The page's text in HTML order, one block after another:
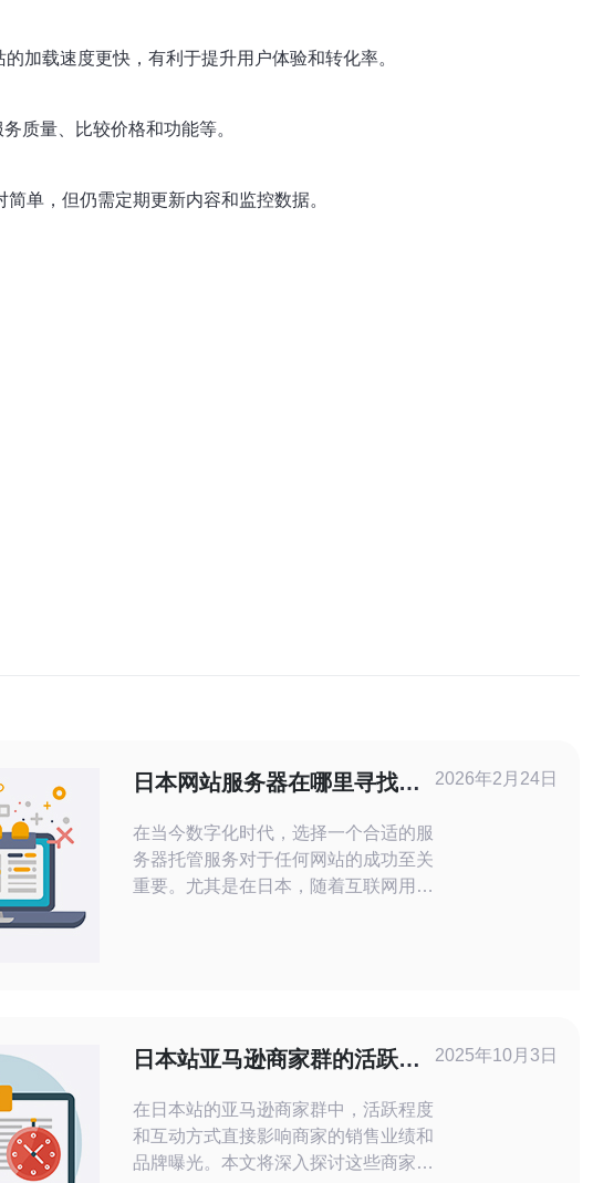
加载速度更快，有利于提升用户体验和转化率。
质量、比较价格和功能等。
单，但仍需定期更新内容和监控数据。
日本网站服务器在哪里寻找最
在当今数字化时代，选择一个合适的服
务器托管服务对于任何网站的成功至关
重要。尤其是在日本，随着互联网用户
在不断吸引着用户的目光。本文将为您
提供详细的评测和介绍，帮助您在日本
找
2026年2月24日
日本站亚马逊商家群的活跃程
在日本站的亚马逊商家群中，活跃程度
和互动方式直接影响商家的销售业绩和
品牌曝光。本文将深入探讨这些商家群
2025年10月3日